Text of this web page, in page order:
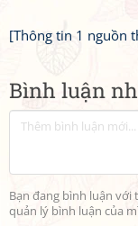
Bình luận
Bạn đang bình luận với
quản lý bình luận của
[Thông tin 1 nguồn